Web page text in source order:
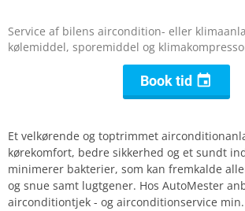
Service af bilens aircondition- eller
kølemiddel, sporemiddel og
Book tid 
Et velkørende og toptrimmet
kørekomfort, bedre sikkerhed og et sundt
minimerer bakterier, som kan fremkalde
og snue samt lugtgener. Hos AutoMester
airconditiontjek - og airconditionservice